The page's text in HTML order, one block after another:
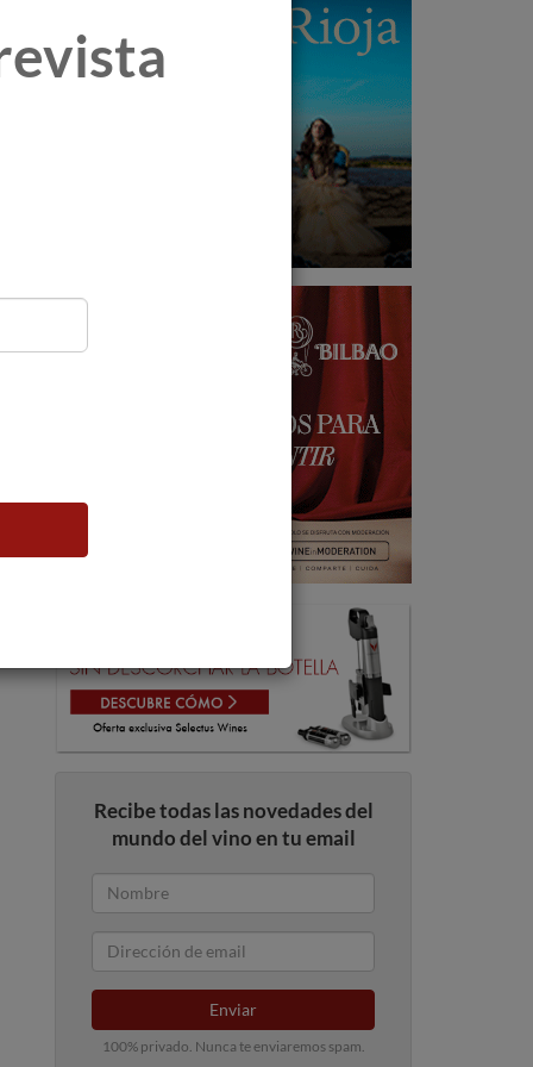
Recibe todas las novedades del
mundo del vino en tu email
Enviar
100% privado. Nunca te enviaremos spam.